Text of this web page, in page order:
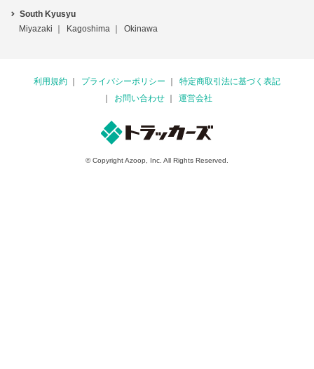
South Kyusyu
Miyazaki
Kagoshima Okinawa
利用規約 プライバシーポリシー
特定商取引法に基づく表記
お問い合わせ
運営会社
© Copyright Azoop, Inc. All Rights Reserved.